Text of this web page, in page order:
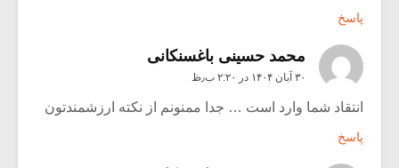
پاسخ
محمد حسینی باغسنکانی
۳۰ آبان ۱۴۰۴ در ۲:۲۰ ب٫ظ
انتقاد شما وارد است … جدا ممنونم از نکته ارزشمندتون
پاسخ